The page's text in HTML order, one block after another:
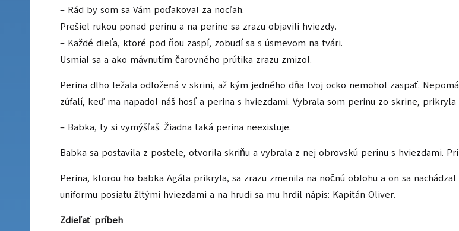
– Rád by som sa Vám poďakoval za nocľah.
Prešiel rukou ponad perinu a na perine sa zrazu objavili hviezdy.
– Každé dieťa, ktoré pod ňou zaspí, zobudí sa s úsmevom na tvári.
Usmial sa a ako mávnutím čarovného prútika zrazu zmizol.
Perina dlho ležala odložená v skrini, až kým jedného dňa tvoj ocko nemohol zaspať.
zúfalí, keď ma napadol náš hosť a perina s hviezdami. Vybrala som perinu zo skrine,
– Babka, ty si vymýšľaš. Žiadna taká perina neexistuje.
Babka sa postavila z postele, otvorila skriňu a vybrala z nej obrovskú perinu s hviezdami.
Perina, ktorou ho babka Agáta prikryla, sa zrazu zmenila na nočnú oblohu a on sa
uniformu posiatu žltými hviezdami a na hrudi sa mu hrdil nápis: Kapitán Oliver.
Zdieľať príbeh